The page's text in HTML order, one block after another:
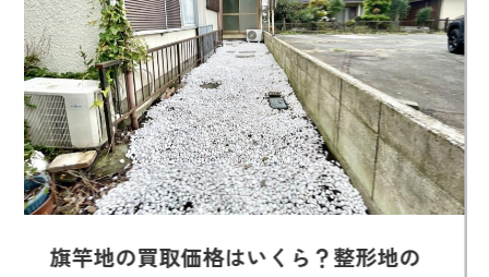
旗竿地の買取価格はいくら？整形地の